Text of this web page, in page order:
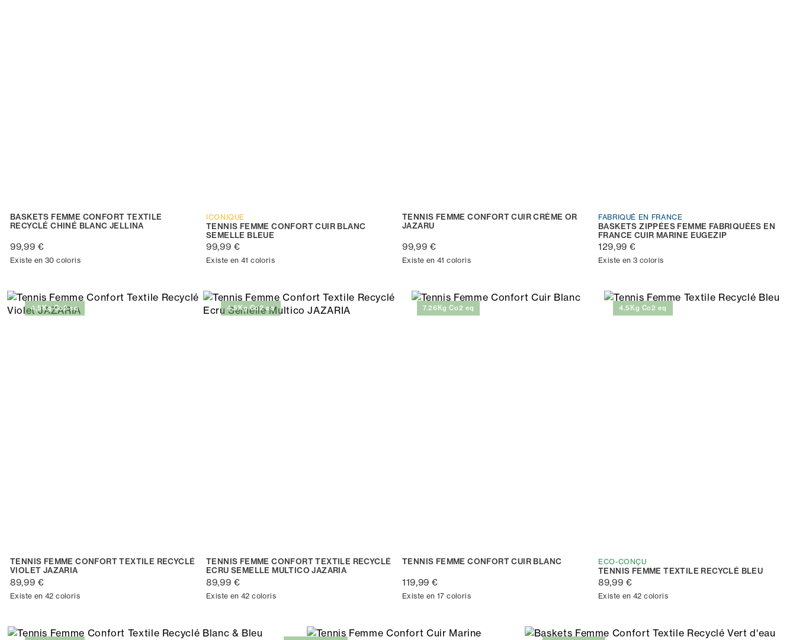
BASKETS FEMME CONFORT TEXTILE
RECYCLÉ CHINÉ BLANC JELLINA
99,99 €
Existe en 30 coloris
ICONIQUE
TENNIS FEMME CONFORT CUIR BLANC
SEMELLE BLEUE
99,99 €
Existe en 41 coloris
TENNIS FEMME CONFORT CUIR CRÈME OR
JAZARU
99,99 €
Existe en 41 coloris
FABRIQUÉ EN FRANCE
BASKETS ZIPPÉES FEMME FABRIQUÉES EN
FRANCE CUIR MARINE EUGEZIP
129,99 €
Existe en 3 coloris
4,5Kg Co2 eq
TENNIS FEMME CONFORT TEXTILE RECYCLÉ
VIOLET JAZARIA
89,99 €
Existe en 42 coloris
4,5Kg Co2 eq
TENNIS FEMME CONFORT TEXTILE RECYCLÉ
ECRU SEMELLE MULTICO JAZARIA
89,99 €
Existe en 42 coloris
7.26Kg Co2 eq
TENNIS FEMME CONFORT CUIR BLANC
119,99 €
Existe en 17 coloris
4.5Kg Co2 eq
ECO-CONÇU
TENNIS FEMME TEXTILE RECYCLÉ BLEU
89,99 €
Existe en 42 coloris